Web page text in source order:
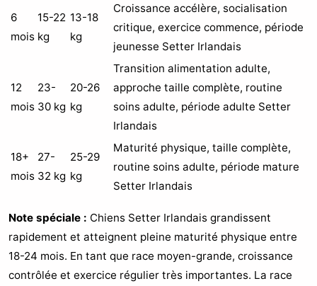
6
mois
15-22
kg
13-18
kg
Croissance accélère, socialisation
critique, exercice commence, période
jeunesse Setter Irlandais
12
mois
23-
30 kg
20-26
kg
Transition alimentation adulte,
approche taille complète, routine
soins adulte, période adulte Setter
Irlandais
18+
mois
27-
32 kg
25-29
kg
Maturité physique, taille complète,
routine soins adulte, période mature
Setter Irlandais
Note spéciale : Chiens Setter Irlandais grandissent
rapidement et atteignent pleine maturité physique entre
18-24 mois. En tant que race moyen-grande, croissance
contrôlée et exercice régulier très importantes. La race